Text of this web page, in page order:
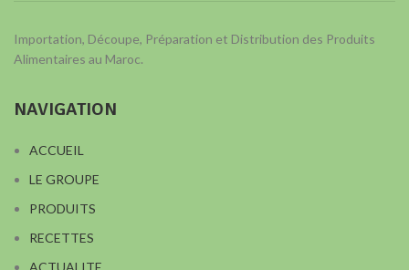
Importation, Découpe, Préparation et Distribution des Produits
Alimentaires au Maroc.
NAVIGATION
ACCUEIL
LE GROUPE
PRODUITS
RECETTES
ACTUALITE